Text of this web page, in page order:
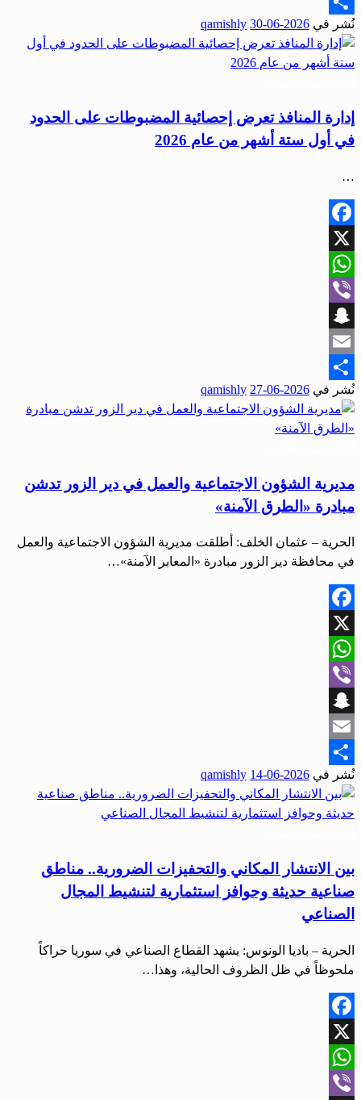
Share
نُشر في 2026-06-30
qamishly
إدارة المنافذ تعرض إحصائية المضبوطات على الحدود
في أول ستة أشهر من عام 2026
…
Facebook
X
WhatsApp
Viber
Snapchat
Email
Share
نُشر في 2026-06-27
qamishly
مديرية الشؤون الاجتماعية والعمل في دير الزور تدشن
مبادرة «الطرق الآمنة»
الحرية – عثمان الخلف: أطلقت مديرية الشؤون الاجتماعية والعمل
في محافظة دير الزور مبادرة «المعابر الآمنة»…
Facebook
X
WhatsApp
Viber
Snapchat
Email
Share
نُشر في 2026-06-14
qamishly
بين الانتشار المكاني والتحفيزات الضرورية.. مناطق
صناعية حديثة وحوافز استثمارية لتنشيط المجال
الصناعي
الحرية – باديا الونوس: يشهد القطاع الصناعي في سوريا حراكاً
ملحوظاً في ظل الظروف الحالية، وهذا…
Facebook
X
WhatsApp